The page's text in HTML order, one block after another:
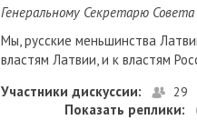
Генеральному Секретарю
Мы, русские меньшинства
властям Латвии, и к властям
Участники дискуссии:
29
Показать реплики: